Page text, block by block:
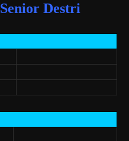
Senior Destri